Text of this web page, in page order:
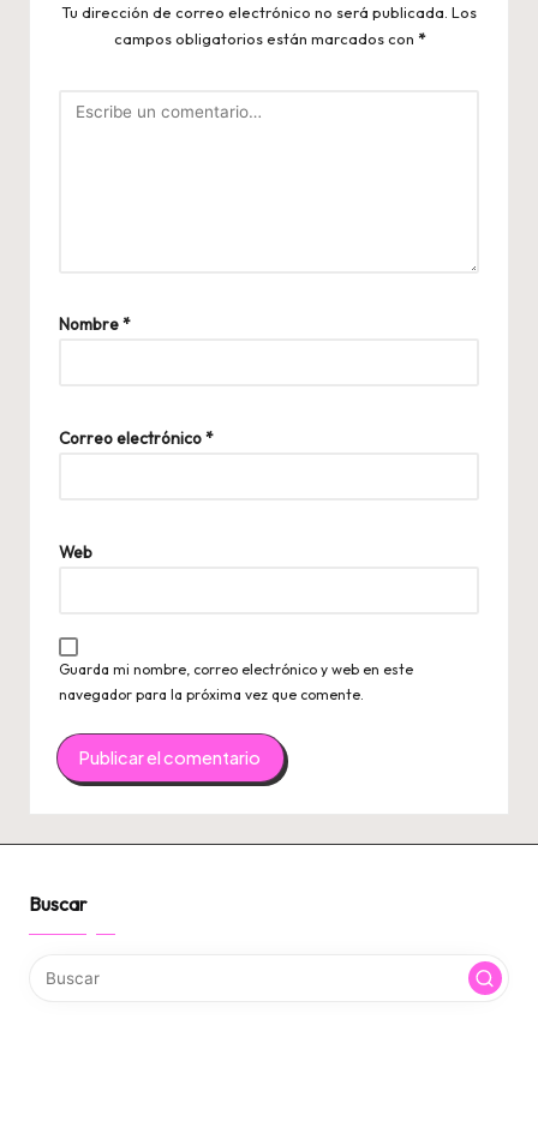
Tu dirección de correo electrónico no será publicada. Los
campos obligatorios están marcados con *
Nombre*
Correo electrónico*
Web
Guarda mi nombre, correo electrónico y web en este
navegador para la próxima vez que comente.
Buscar